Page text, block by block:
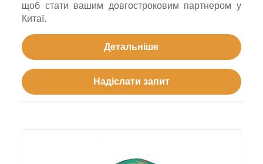
щоб стати вашим довгостроковим партнером у
Китаї.
Детальніше
Надіслати запит